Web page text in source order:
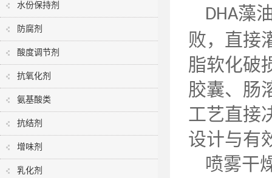
水份保持剂
防腐剂
酸度调节剂
抗氧化剂
氨基酸类
抗结剂
增味剂
乳化剂
DHA藻
败，直接
脂软化破
胶囊、肠
工艺直接
设计与有
喷雾干